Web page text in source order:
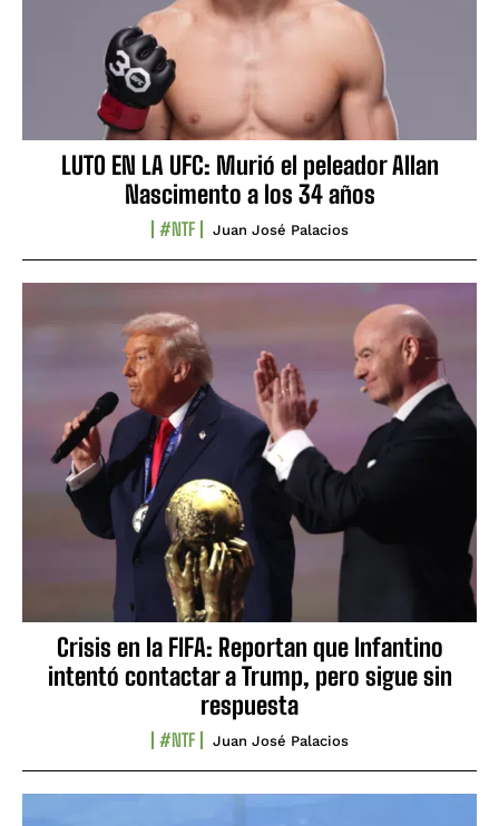
LUTO EN LA UFC: Murió el peleador Allan
Nascimento a los 34 años
#NTF Juan José Palacios
Crisis en la FIFA: Reportan que Infantino
intentó contactar a Trump, pero sigue sin
respuesta
#NTF Juan José Palacios